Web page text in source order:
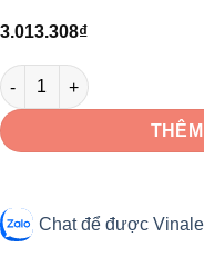
3.013.308₫
Đèn LED pha Canopy
Chat để được